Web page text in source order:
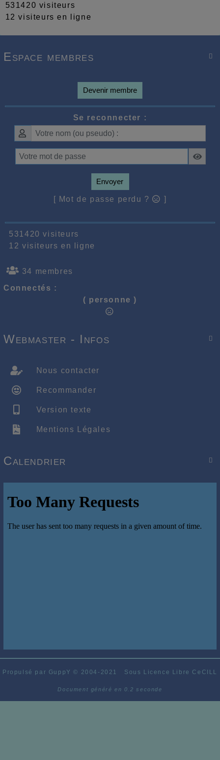
531420 visiteurs
12 visiteurs en ligne

Espace membres
Devenir membre
Se reconnecter :
Envoyer
[ Mot de passe perdu ? ]
531420 visiteurs
12 visiteurs en ligne
34 membres
Connectés :
( personne )

Webmaster - Infos
Nous contacter
Recommander
Version texte
Mentions Légales

Calendrier
Propulsé par GuppY© 2004-2021 Sous Licence Libre CeCILL
Document généré en 0.2 seconde